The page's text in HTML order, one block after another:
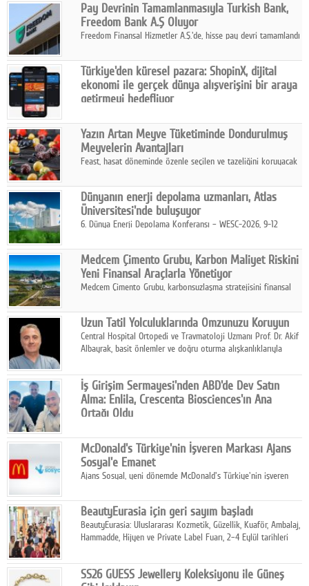
Pay Devrinin Tamamlanmasıyla Turkish Bank,
Freedom Bank A.Ş Oluyor
Freedom Finansal Hizmetler A.Ş.'de, hisse pay devri tamamlandı
Turkish Bank'ın ticaret unvanının “Freedom Bank A.Ş.” olmasına
karar verildi.
Türkiye'den küresel pazara: ShopinX, dijital
ekonomi ile gerçek dünya alışverişini bir araya
getirmeyi hedefliyor
ekonomi ile gerçek dünya alışveriş deneyimi arasında köprü
kurmayı hedefleyen vizyonuyla uluslararası pazarlara açılıyor.
Yazın Artan Meyve Tüketiminde Dondurulmuş
Meyvelerin Avantajları
Feast, hasat döneminde özenle seçilen ve tazeliğini koruyacak
pratik, güvenilir ve lezzetli bir alternatif sunuyor.
Dünyanın enerji depolama uzmanları, Atlas
Üniversitesi'nde buluşuyor
6. Dünya Enerji Depolama Konferansı – WESC-2026, 9-12
sahipliğinde gerçekleştirilecek.
Medcem Çimento Grubu, Karbon Maliyet Riskini
Yeni Finansal Araçlarla Yönetiyor
Medcem Çimento Grubu, karbonsuzlaşma stratejisini finansal
Uzun Tatil Yolculuklarında Omzunuzu Koruyun
Central Hospital Ortopedi ve Travmatoloji Uzmanı Prof. Dr. Akif
Albayrak, basit önlemler ve doğru oturma alışkanlıklarıyla
İş Girişim Sermayesi'nden ABD'de Dev Satın
Alma: Enlila, Crescenta Biosciences'ın Ana
Ortağı Oldu
stratejisini uluslararası ölçeğe taşıyan satın alma hamlesini
tamamladı.
McDonald's Türkiye'nin İşveren Markası Ajans
Sosyal'e Emanet
Ajans Sosyal, yeni dönemde McDonald's Türkiye'nin işveren
BeautyEurasia için geri sayım başladı
BeautyEurasia: Uluslararası Kozmetik, Güzellik, Kuaför, Ambalaj,
Hammadde, Hijyen ve Private Label Fuarı, 2–4 Eylül tarihleri
SS26 GUESS Jewellery Koleksiyonu ile Güneş